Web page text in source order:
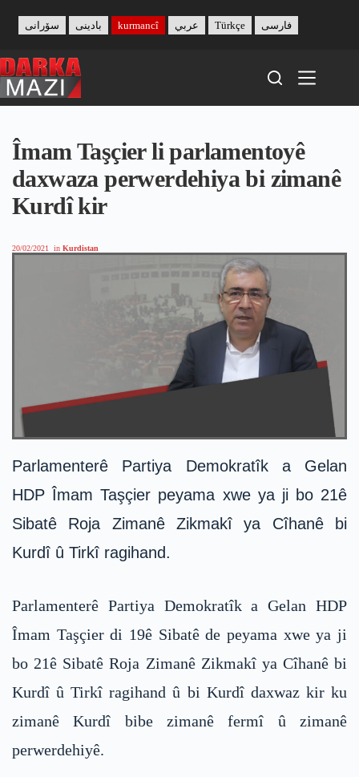
content
بادینی سۆرانی kurmancî عربي Türkçe فارسی
Îmam Taşçier li parlamentoyê
daxwaza perwerdehiya bi zimanê
Kurdî kir
20/02/2021 in Kurdistan
Parlamenterê Partiya Demokratîk a Gelan
HDP Îmam Taşçier peyama xwe ya ji bo 21ê
Sibatê Roja Zimanê Zikmakî ya Cîhanê bi
Kurdî û Tirkî ragihand.
Parlamenterê Partiya Demokratîk a Gelan HDP
Îmam Taşçier di 19ê Sibatê de peyama xwe ya ji
bo 21ê Sibatê Roja Zimanê Zikmakî ya Cîhanê bi
Kurdî û Tirkî ragihand û bi Kurdî daxwaz kir ku
zimanê Kurdî bibe zimanê fermî û zimanê
perwerdehiyê.